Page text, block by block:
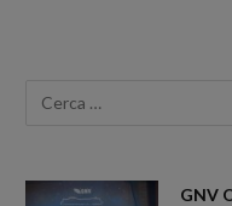
GNV